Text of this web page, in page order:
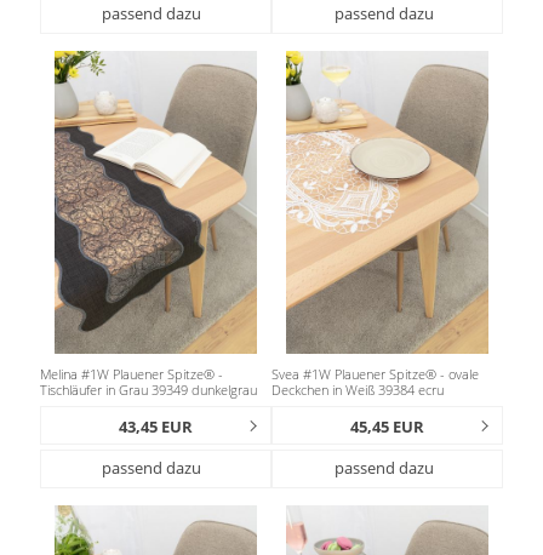
passend dazu
passend dazu
Melina #1W Plauener Spitze® -
Tischläufer in Grau 39349 dunkelgrau
43,45 EUR
passend dazu
Svea #1W Plauener Spitze® - ovale
Deckchen in Weiß 39384 ecru
45,45 EUR
passend dazu